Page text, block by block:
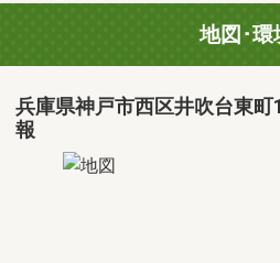
地図･環
兵庫県神戸市西区井吹台東
報